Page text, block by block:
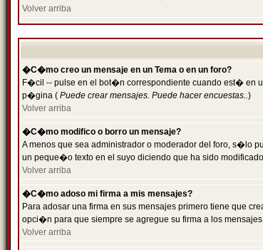
Volver arriba
�C�mo creo un mensaje en un Tema o en un foro?
F�cil -- pulse en el bot�n correspondiente cuando est� en
p�gina ( Puede crear mensajes. Puede hacer encuestas..)
Volver arriba
�C�mo modifico o borro un mensaje?
A menos que sea administrador o moderador del foro, s�lo
un peque�o texto en el suyo diciendo que ha sido
Volver arriba
�C�mo adoso mi firma a mis mensajes?
Para adosar una firma en sus mensajes primero tiene que
opci�n para que siempre se agregue su firma a los
Volver arriba